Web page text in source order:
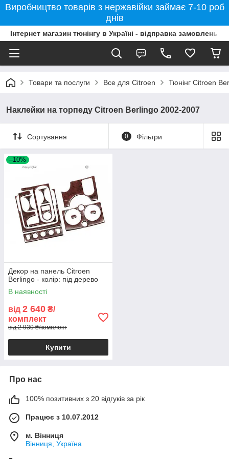
Виробництво товарів з нержавійки займає 7-10 роб
днів
Інтернет магазин тюнінгу в Україні - відправка замовлень
Товари та послуги Все для Citroen Тюнінг Citroen
Наклейки на торпеду Citroen Berlingo 2002-2007
Сортування 0 Фільтри
–10%
Декор на панель Citroen
Berlingo - колір: під дерево
В наявності
від 2 640 ₴/
комплект
від 2 930 ₴/комплект
Купити
Про нас
100% позитивних з 20 відгуків за рік
Працює з 10.07.2012
м. Вінниця
Вінниця, Україна